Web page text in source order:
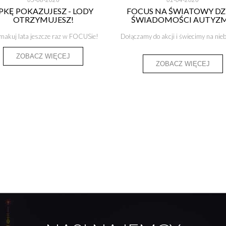
POKAZUJESZ - LODY
OTRZYMUJESZ!
lata jeszcze raz w FOCUSie!
ZOBACZ WIĘCEJ
FOCUS NA ŚWIATOWY
ŚWIADOMOŚCI
Dołączamy do akcji i świecimy na
ZOBACZ WIĘCEJ